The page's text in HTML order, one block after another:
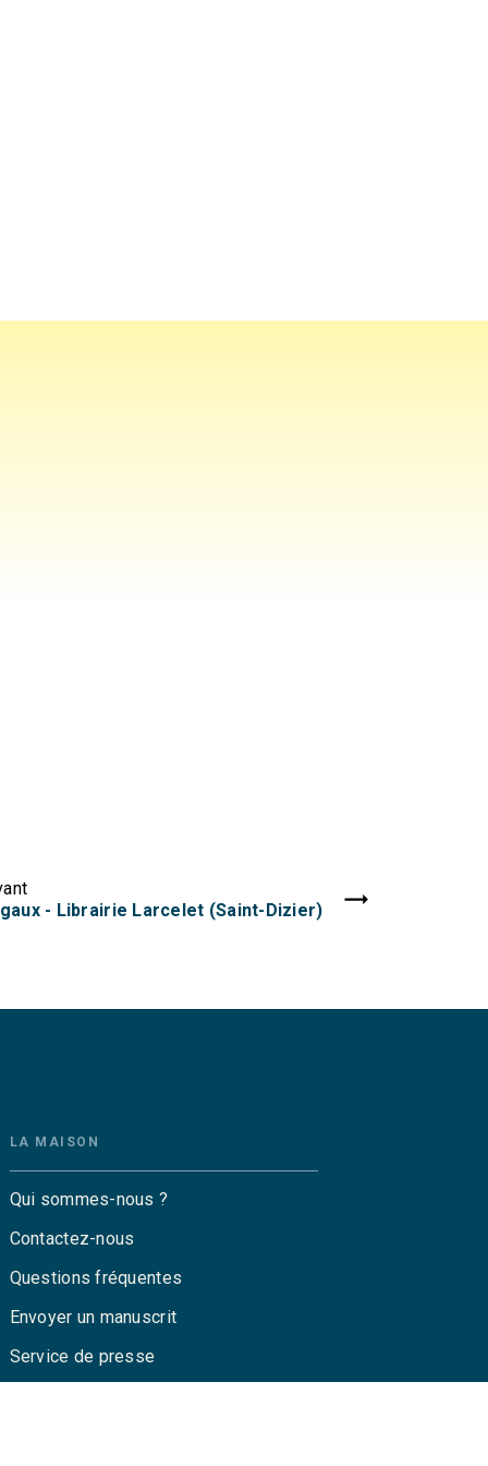
- Librairie Larcelet (Saint-Dizier)
LA MAISON
Qui sommes-nous ?
Contactez-nous
Questions fréquentes
Envoyer un manuscrit
Service de presse